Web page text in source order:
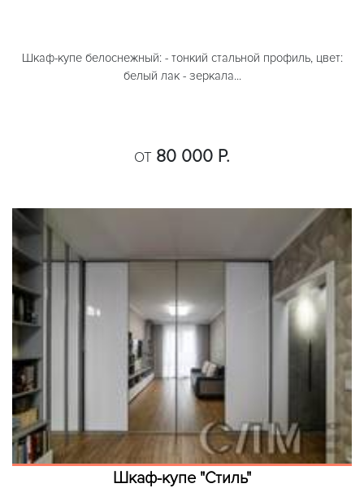
Шкаф-купе белоснежный: - тонкий стальной профиль, цвет:
белый лак - зеркала...
ОТ 80 000 Р.
Шкаф-купе "Стиль"